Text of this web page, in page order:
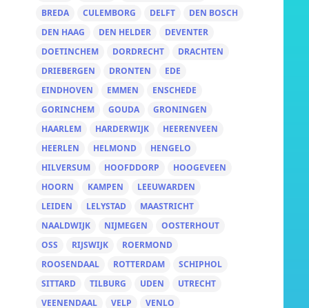
BREDA
CULEMBORG DELFT
DEN BOSCH
DEN HAAG
DEN HELDER
DEVENTER
DOETINCHEM
DORDRECHT
DRACHTEN
DRIEBERGEN
DRONTEN
EDE
EINDHOVEN
EMMEN
ENSCHEDE
GORINCHEM
GOUDA
GRONINGEN
HAARLEM
HARDERWIJK
HEERENVEEN
HEERLEN
HELMOND
HENGELO
HILVERSUM
HOOFDDORP
HOOGEVEEN
HOORN
KAMPEN
LEEUWARDEN
LEIDEN
LELYSTAD
MAASTRICHT
NAALDWIJK
NIJMEGEN
OOSTERHOUT
OSS
RIJSWIJK
ROERMOND
ROOSENDAAL
ROTTERDAM
SCHIPHOL
SITTARD
TILBURG UDEN
UTRECHT
VEENENDAAL
VELP
VENLO